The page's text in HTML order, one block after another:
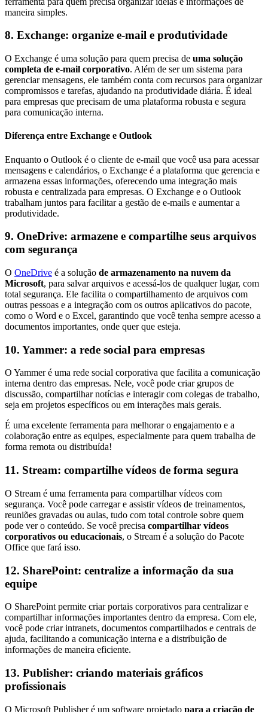
maneira simples.
8. Exchange: organize e-mail e produtividade
O Exchange é uma solução para quem precisa de uma solução
completa de e-mail corporativo. Além de ser um sistema para
gerenciar mensagens, ele também conta com recursos para organizar
compromissos e tarefas, ajudando na produtividade diária. É ideal
para empresas que precisam de uma plataforma robusta e segura
para comunicação interna.
Diferença entre Exchange e Outlook
Enquanto o Outlook é o cliente de e-mail que você usa para acessar
mensagens e calendários, o Exchange é a plataforma que gerencia e
armazena essas informações, oferecendo uma integração mais
robusta e centralizada para empresas. O Exchange e o Outlook
trabalham juntos para facilitar a gestão de e-mails e aumentar a
produtividade.
9. OneDrive: armazene e compartilhe seus arquivos
com segurança
O OneDrive é a solução de armazenamento na nuvem da
Microsoft, para salvar arquivos e acessá-los de qualquer lugar, com
total segurança. Ele facilita o compartilhamento de arquivos com
outras pessoas e a integração com os outros aplicativos do pacote,
como o Word e o Excel, garantindo que você tenha sempre acesso a
documentos importantes, onde quer que esteja.
10. Yammer: a rede social para empresas
O Yammer é uma rede social corporativa que facilita a comunicação
interna dentro das empresas. Nele, você pode criar grupos de
discussão, compartilhar notícias e interagir com colegas de trabalho,
seja em projetos específicos ou em interações mais gerais.
É uma excelente ferramenta para melhorar o engajamento e a
colaboração entre as equipes, especialmente para quem trabalha de
forma remota ou distribuída!
11. Stream: compartilhe vídeos de forma segura
O Stream é uma ferramenta para compartilhar vídeos com
segurança. Você pode carregar e assistir vídeos de treinamentos,
reuniões gravadas ou aulas, tudo com total controle sobre quem
pode ver o conteúdo. Se você precisa compartilhar vídeos
corporativos ou educacionais, o Stream é a solução do Pacote
Office que fará isso.
12. SharePoint: centralize a informação da sua
equipe
O SharePoint permite criar portais corporativos para centralizar e
compartilhar informações importantes dentro da empresa. Com ele,
você pode criar intranets, documentos compartilhados e centrais de
ajuda, facilitando a comunicação interna e a distribuição de
informações de maneira eficiente.
13. Publisher: criando materiais gráficos
profissionais
O Microsoft Publisher é um software projetado para a criação de